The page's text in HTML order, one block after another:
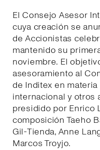
El Consejo Asesor
cuya creación se
de Accionistas
mantenido su
noviembre. El
asesoramiento al
de Inditex en
internacional y otros
presidido por Enrico
composición Taeho
Gil-Tienda, Anne
Marcos Troyjo.